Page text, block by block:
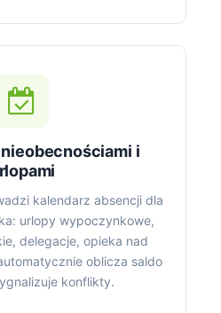
i
kalendarz absencji dla
urlopy wypoczynkowe,
delegacje, opieka nad
oblicza saldo
konflikty.